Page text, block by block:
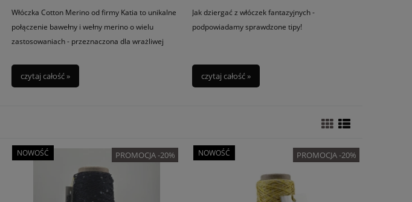
Włóczka Cotton Merino od firmy Katia to unikalne
połączenie bawełny i wełny merino o wielu
zastosowaniach - przeznaczona dla wrażliwej
ciepłem!
czytaj całość »
Jak dziergać z włóczek fantazyjnych -
podpowiadamy sprawdzone tipy!
czytaj całość »
PROMOCJA -20%
NOWOŚĆ PROMOCJA -20%
NOWOŚĆ